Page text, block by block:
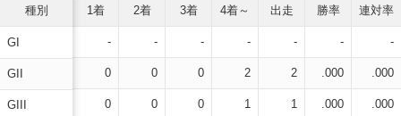
種別
GI
GII
GIII
1着 2着 3着 4着～ 出走 勝率 連対率
- - - - - - -
0 0 0 2 2 .000 .000
0 0 0 1 1 .000 .000